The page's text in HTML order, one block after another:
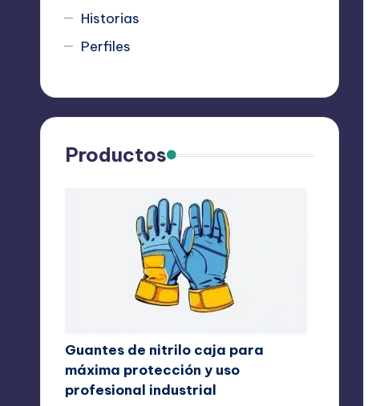
Historias
Perfiles
Productos
Guantes de nitrilo caja para
máxima protección y uso
profesional industrial